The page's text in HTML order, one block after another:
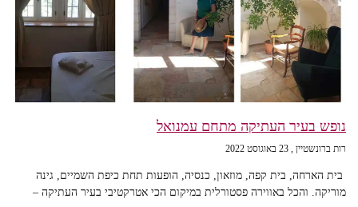
נופש בעיר העתיקה מתחם עמנואל
רות ברונשטיין 23 באוגוסט 2022
בית הארחה, בית קפה, מוזאון, כנסיה, הופעות תחת כיפת השמיים, גינה
מוריקה. והכל באווירה פסטורלית במיקום הכי אטרקטיבי בעיר העתיקה –